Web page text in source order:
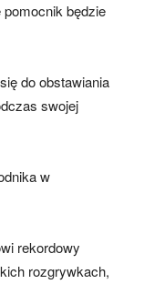
pomocnik będzie
do obstawiania
swojej
w
rekordowy
rozgrywkach,